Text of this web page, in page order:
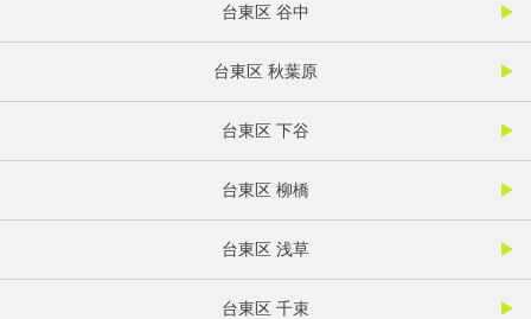
台東区 谷中
台東区 秋葉原
台東区 下谷
台東区 柳橋
台東区 浅草
台東区 千束